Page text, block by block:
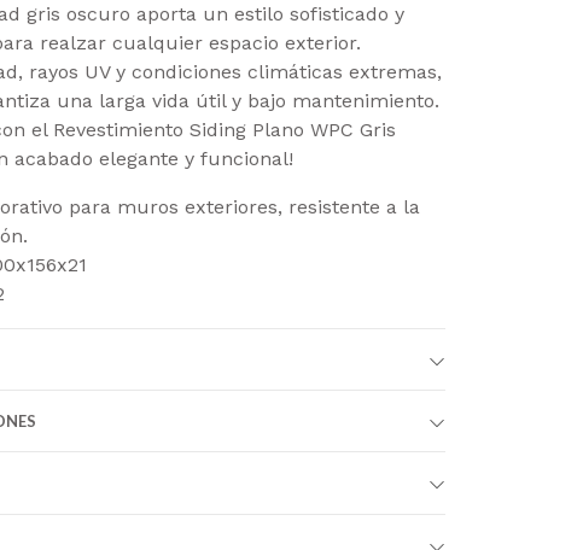
gris oscuro aporta un estilo sofisticado y
realzar cualquier espacio exterior.
rayos UV y condiciones climáticas extremas,
una larga vida útil y bajo mantenimiento.
el Revestimiento Siding Plano WPC Gris
acabado elegante y funcional!
para muros exteriores, resistente a la